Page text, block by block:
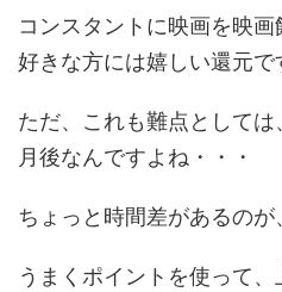
コンスタントに映画を映
好きな方には嬉しい還元で
ただ、これも難点として
月後なんですよね・・・
ちょっと時間差があるのが
うまくポイントを使って